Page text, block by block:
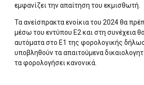
εμφανίζει την απαίτηση του εκμισθωτή.
Τα ανείσπρακτα ενοίκια του 2024 θα
μέσω του εντύπου Ε2 και στη συνέχεια
αυτόματα στο Ε1 της φορολογικής
υποβληθούν τα απαιτούμενα
τα φορολογήσει κανονικά.